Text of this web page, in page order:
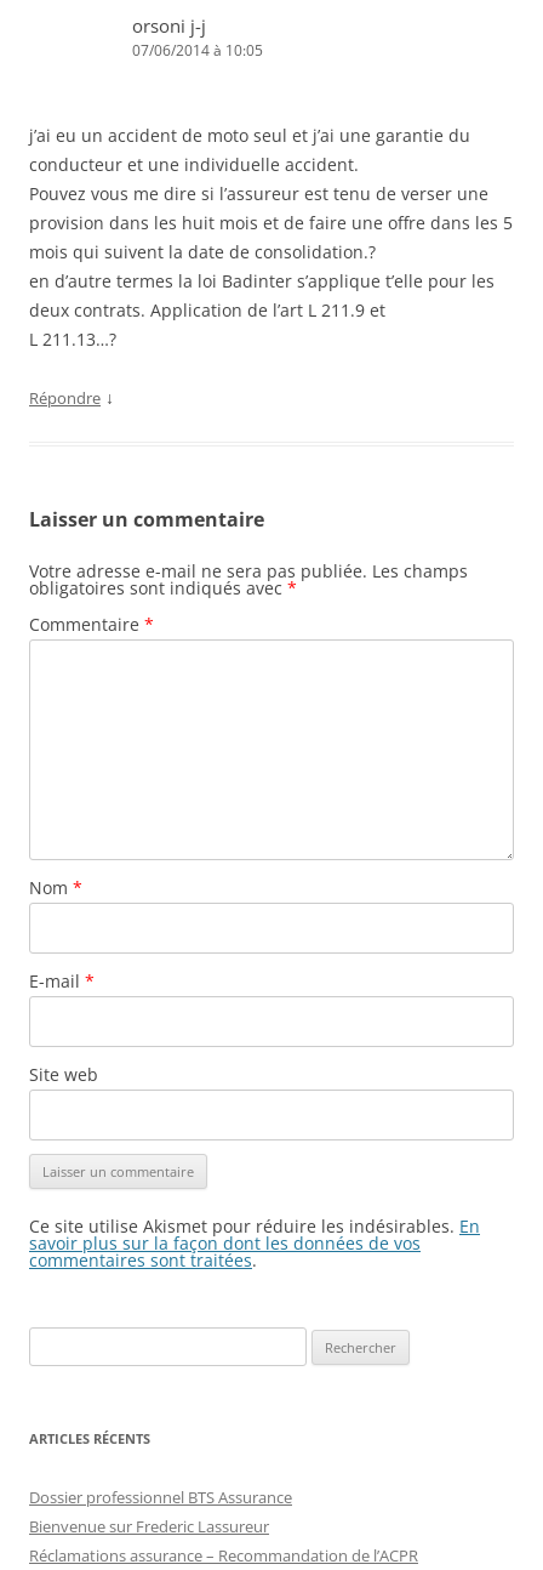
orsoni j-j
07/06/2014 à 10:05
j’ai eu un accident de moto seul et j’ai une garantie du
conducteur et une individuelle accident.
Pouvez vous me dire si l’assureur est tenu de verser une
provision dans les huit mois et de faire une offre dans les 5
mois qui suivent la date de consolidation.?
en d’autre termes la loi Badinter s’applique t’elle pour les
deux contrats. Application de l’art L 211.9 et
L 211.13…?
Répondre ↓
Laisser un commentaire
Votre adresse e-mail ne sera pas publiée. Les champs
obligatoires sont indiqués avec *
Commentaire *
Nom *
E-mail *
Site web
Ce site utilise Akismet pour réduire les indésirables. En
savoir plus sur la façon dont les données de vos
commentaires sont traitées.
ARTICLES RÉCENTS
Dossier professionnel BTS Assurance
Bienvenue sur Frederic Lassureur
Réclamations assurance – Recommandation de l’ACPR